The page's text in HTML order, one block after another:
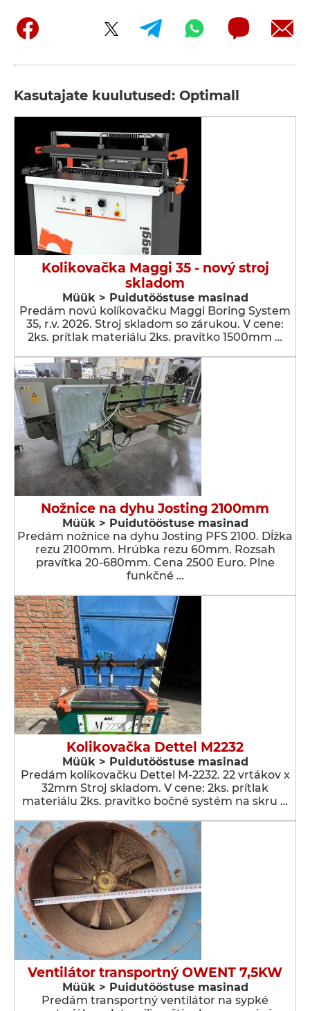
Kasutajate kuulutused: Optimall
Kolikovačka Maggi 35 - nový stroj
skladom
Müük > Puidutööstuse masinad
Predám novú kolíkovačku Maggi Boring System
35, r.v. 2026. Stroj skladom so zárukou. V cene:
2ks. prítlak materiálu 2ks. pravítko 1500mm …
Nožnice na dyhu Josting 2100mm
Müük > Puidutööstuse masinad
Predám nožnice na dyhu Josting PFS 2100. Dĺžka
rezu 2100mm. Hrúbka rezu 60mm. Rozsah
pravítka 20-680mm. Cena 2500 Euro. Plne
funkčné …
Kolikovačka Dettel M2232
Müük > Puidutööstuse masinad
Predám kolíkovačku Dettel M-2232. 22 vrtákov x
32mm Stroj skladom. V cene: 2ks. prítlak
materiálu 2ks. pravítko bočné systém na skru …
Ventilátor transportný OWENT 7,5KW
Müük > Puidutööstuse masinad
Predám transportný ventilátor na sypké